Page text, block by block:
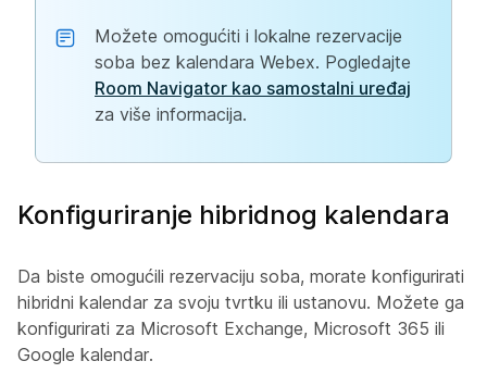
Možete omogućiti i lokalne rezervacije
soba bez kalendara Webex. Pogledajte
Room Navigator kao samostalni uređaj
za više informacija.
Konfiguriranje hibridnog kalendara
Da biste omogućili rezervaciju soba, morate konfigurirati
hibridni kalendar za svoju tvrtku ili ustanovu. Možete ga
konfigurirati za Microsoft Exchange, Microsoft 365 ili
Google kalendar.